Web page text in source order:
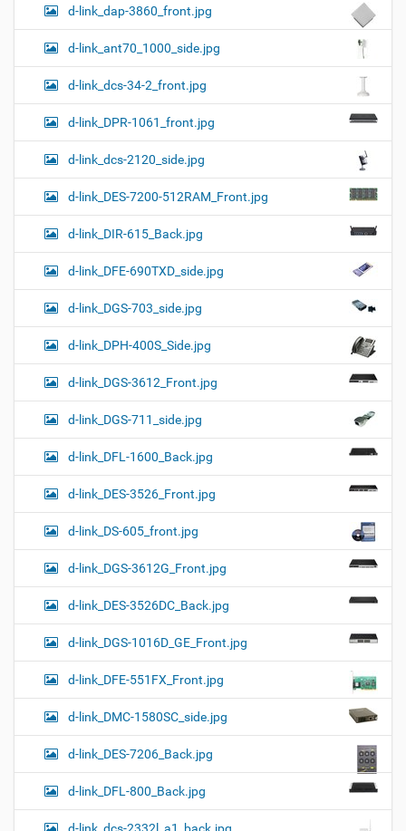
d-link_dap-3860_front.jpg
d-link_ant70_1000_side.jpg
d-link_dcs-34-2_front.jpg
d-link_DPR-1061_front.jpg
d-link_dcs-2120_side.jpg
d-link_DES-7200-512RAM_Front.jpg
d-link_DIR-615_Back.jpg
d-link_DFE-690TXD_side.jpg
d-link_DGS-703_side.jpg
d-link_DPH-400S_Side.jpg
d-link_DGS-3612_Front.jpg
d-link_DGS-711_side.jpg
d-link_DFL-1600_Back.jpg
d-link_DES-3526_Front.jpg
d-link_DS-605_front.jpg
d-link_DGS-3612G_Front.jpg
d-link_DES-3526DC_Back.jpg
d-link_DGS-1016D_GE_Front.jpg
d-link_DFE-551FX_Front.jpg
d-link_DMC-1580SC_side.jpg
d-link_DES-7206_Back.jpg
d-link_DFL-800_Back.jpg
d-link_dcs-2332l_a1_back.jpg